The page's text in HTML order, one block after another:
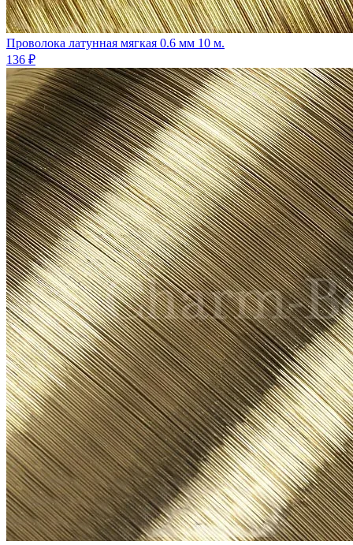
Проволока латунная мягкая 0.6 мм 10 м.
136 ₽